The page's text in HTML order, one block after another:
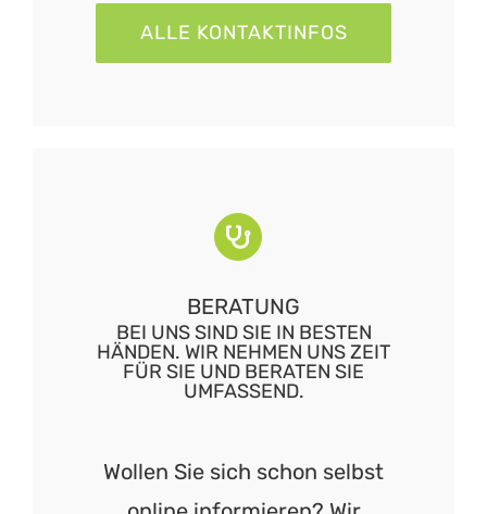
ALLE KONTAKTINFOS
BERATUNG
BEI UNS SIND SIE IN BESTEN
HÄNDEN. WIR NEHMEN UNS ZEIT
FÜR SIE UND BERATEN SIE
UMFASSEND.
Wollen Sie sich schon selbst